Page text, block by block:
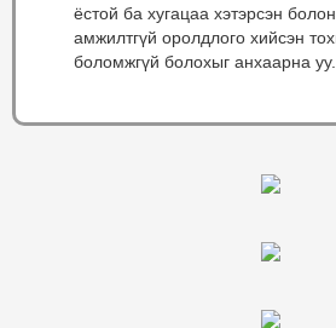
ёстой ба хугацаа хэтэрсэн
амжилтгүй оролдлого хийсэн
боломжгүй болохыг анхаарна уу.